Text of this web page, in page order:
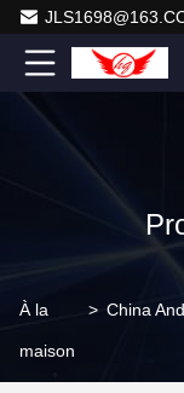
À la
maison
>